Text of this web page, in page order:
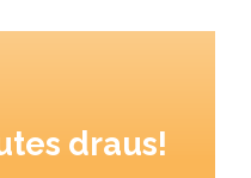
draus!